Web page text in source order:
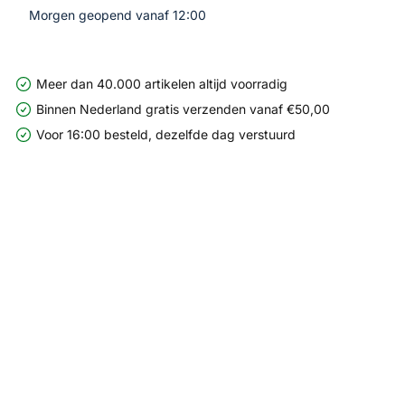
Morgen geopend vanaf 12:00
Meer dan 40.000 artikelen altijd voorradig
Binnen Nederland gratis verzenden vanaf €50,00
Voor 16:00 besteld, dezelfde dag verstuurd